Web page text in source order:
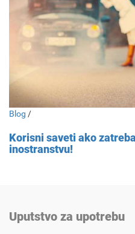
Blog /
Korisni saveti ako
inostranstvu!
Uputstvo za upotrebu